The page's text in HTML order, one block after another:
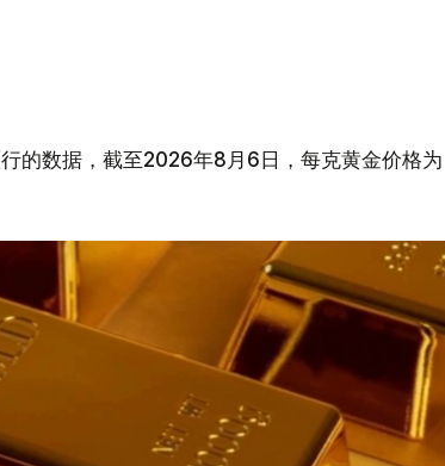
的数据，截至2026年8月6日，每克黄金价格为